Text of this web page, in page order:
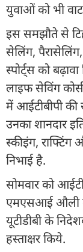
युवाओं को भी
इस समझौते से
सेलिंग,
स्पोर्ट्स को
लाइफ सेविंग
में आईटीबीपी
उनका शानदार
स्कीइंग,
निभाई है.
सोमवार को
एमएसआई औली के
यूटीडीबी के
हस्ताक्षर किये.